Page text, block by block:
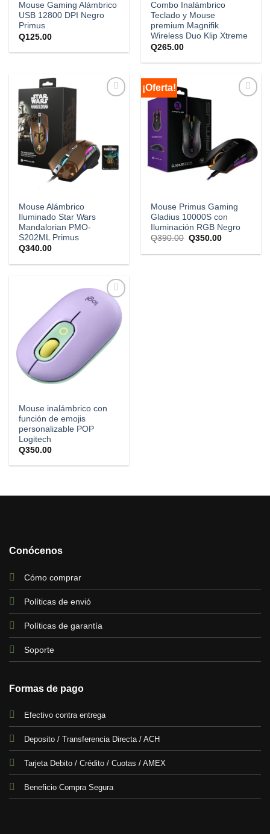
Mouse Gaming Alámbrico
USB 12800 DPI Negro
Primus
Q125.00
Combo Inalámbrico
Teclado y Mouse
premium Magnifik
Wireless Duo Klip Xtreme
Q265.00
Mouse Alámbrico
Iluminado Star Wars
Mandalorian PMO-
S202ML Primus
Q340.00
¡Oferta!
Mouse Primus Gaming
Gladius 10000S con
Iluminación RGB Negro
Q390.00 Q350.00
Añadir
lista de
deseos
Mouse inalámbrico con
función de emojis
personalizable POP
Logitech
Q350.00
Conócenos
Cómo comprar
Políticas de envió
Políticas de garantía
Soporte
Formas de pago
Efectivo contra entrega
Deposito / Transferencia Directa / ACH
Tarjeta Debito / Crédito / Cuotas / AMEX
Beneficio Compra Segura